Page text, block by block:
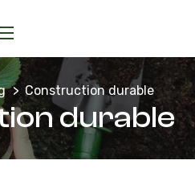
Construction durable
durable